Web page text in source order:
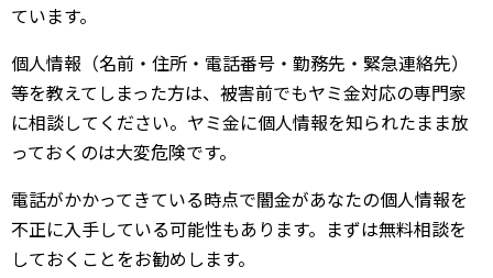
ています。
個人情報（名前・住所・電話番号・勤務先・緊急連絡先）
等を教えてしまった方は、被害前でもヤミ金対応の専門家
に相談してください。ヤミ金に個人情報を知られたまま放
っておくのは大変危険です。
電話がかかってきている時点で闇金があなたの個人情報を
不正に入手している可能性もあります。まずは無料相談を
しておくことをお勧めします。